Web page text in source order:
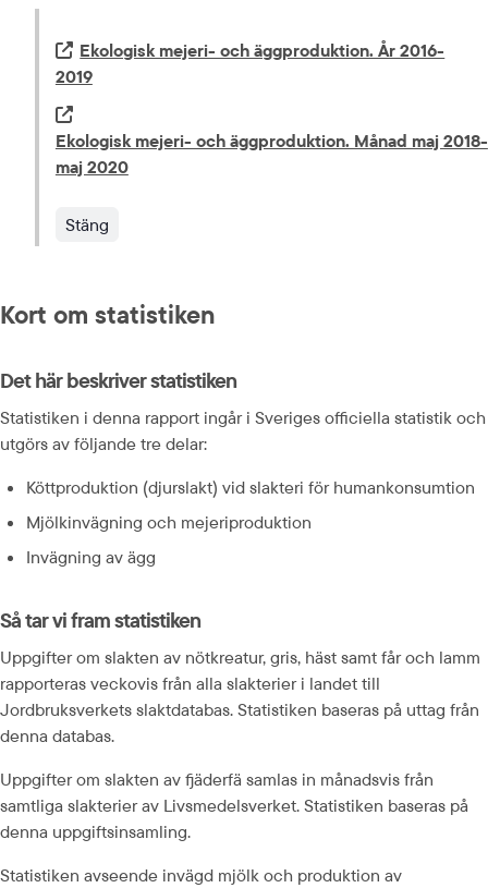
Extern länk.
Ekologisk mejeri- och äggproduktion. År 2016-
2019
Ekologisk mejeri- och äggproduktion. Månad maj 2018-
maj 2020
Stäng
Kort om statistiken
Det här beskriver statistiken
Statistiken i denna rapport ingår i Sveriges officiella statistik och
utgörs av följande tre delar:
Köttproduktion (djurslakt) vid slakteri för humankonsumtion
Mjölkinvägning och mejeriproduktion
Invägning av ägg
Så tar vi fram statistiken
Uppgifter om slakten av nötkreatur, gris, häst samt får och lamm
rapporteras veckovis från alla slakterier i landet till
Jordbruksverkets slaktdatabas. Statistiken baseras på uttag från
denna databas.
Uppgifter om slakten av fjäderfä samlas in månadsvis från
samtliga slakterier av Livsmedelsverket. Statistiken baseras på
denna uppgiftsinsamling.
Statistiken avseende invägd mjölk och produktion av